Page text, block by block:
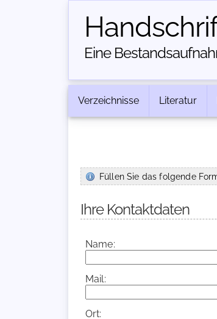
Eine
Verzeichnisse Literatur
Füllen Sie das folgende
Ihre Kontaktdaten
Name:
Mail:
Ort: